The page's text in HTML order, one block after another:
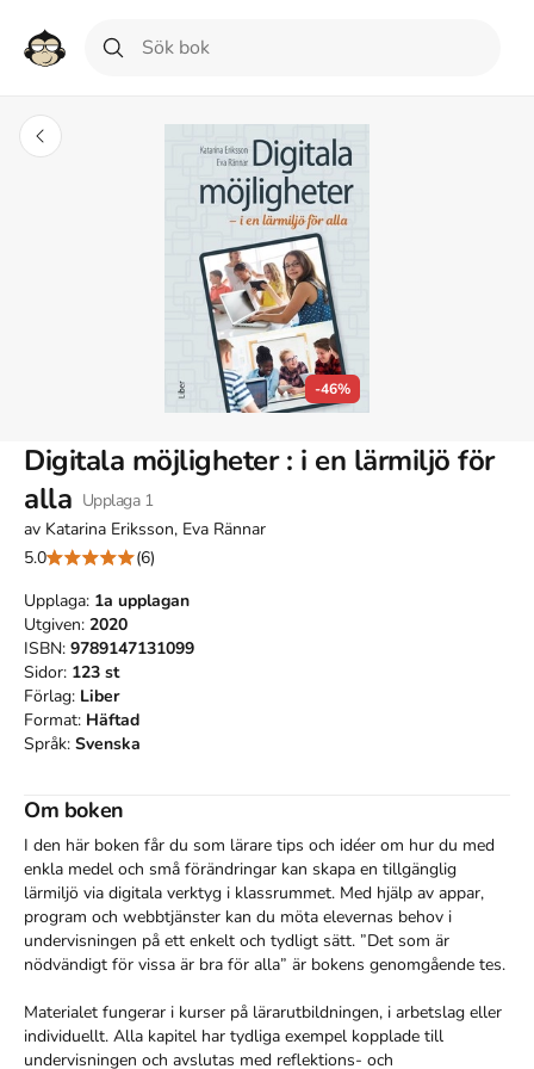
-46%
Digitala möjligheter : i en lärmiljö för
alla Upplaga 1
av Katarina Eriksson, Eva Rännar
5.0
(6)
Upplaga: 1a upplagan
Utgiven: 2020
ISBN: 9789147131099
Sidor: 123 st
Förlag: Liber
Format: Häftad
Språk: Svenska
Om boken
I den här boken får du som lärare tips och idéer om hur du med
enkla medel och små förändringar kan skapa en tillgänglig
lärmiljö via digitala verktyg i klassrummet. Med hjälp av appar,
program och webbtjänster kan du möta elevernas behov i
undervisningen på ett enkelt och tydligt sätt. ”Det som är
nödvändigt för vissa är bra för alla” är bokens genomgående tes.
Materialet fungerar i kurser på lärarutbildningen, i arbetslag eller
individuellt. Alla kapitel har tydliga exempel kopplade till
undervisningen och avslutas med reflektions- och